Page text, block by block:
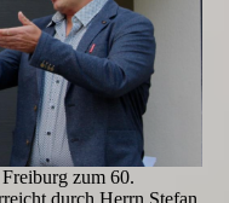
zum 60.
durch Herrn Stefan